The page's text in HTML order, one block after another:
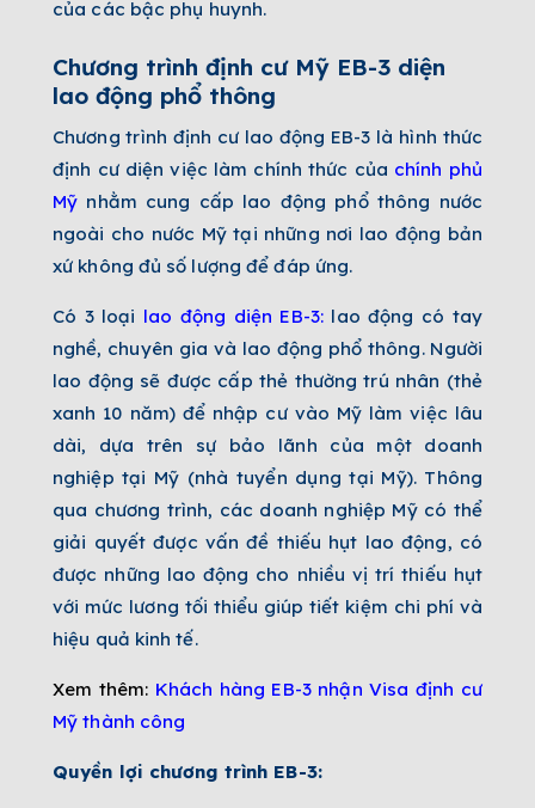
của các bậc phụ huynh.
Chương trình định cư Mỹ EB-3 diện
lao động phổ thông
Chương trình định cư lao động EB-3 là hình thức
định cư diện việc làm chính thức của chính phủ
Mỹ nhằm cung cấp lao động phổ thông nước
ngoài cho nước Mỹ tại những nơi lao động bản
xứ không đủ số lượng để đáp ứng.
Có 3 loại lao động diện EB-3: lao động có tay
nghề, chuyên gia và lao động phổ thông. Người
lao động sẽ được cấp thẻ thường trú nhân (thẻ
xanh 10 năm) để nhập cư vào Mỹ làm việc lâu
dài, dựa trên sự bảo lãnh của một doanh
nghiệp tại Mỹ (nhà tuyển dụng tại Mỹ). Thông
qua chương trình, các doanh nghiệp Mỹ có thể
giải quyết được vấn đề thiếu hụt lao động, có
được những lao động cho nhiều vị trí thiếu hụt
với mức lương tối thiểu giúp tiết kiệm chi phí và
hiệu quả kinh tế.
Xem thêm: Khách hàng EB-3 nhận Visa định cư
Mỹ thành công
Quyền lợi chương trình EB-3: